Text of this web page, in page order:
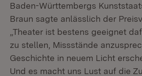
Baden-Württembergs
Braun sagte anlässlich der
„Theater ist bestens geeignet
zu stellen, Missstände
Geschichte in neuem Licht
Und es macht uns Lust auf die